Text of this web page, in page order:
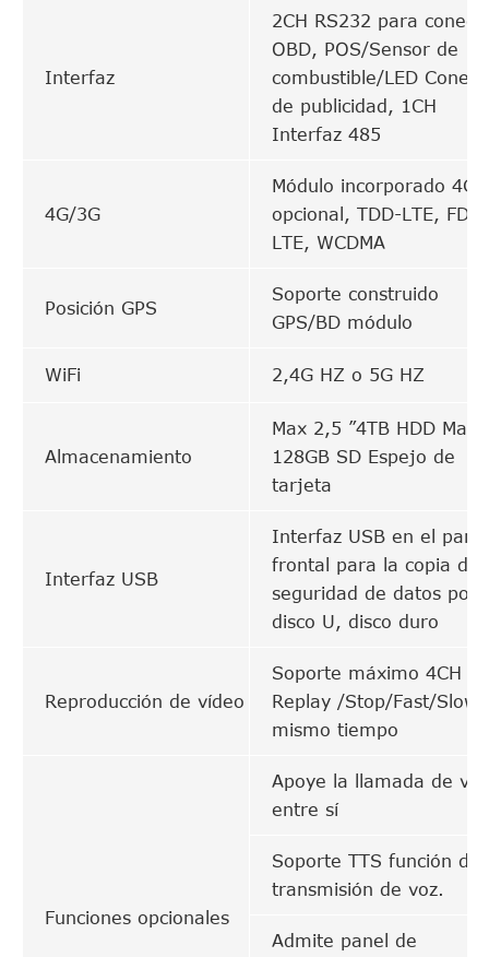
Interfaz
2CH RS232 para
OBD, POS/Sensor de
combustible/LED
de publicidad, 1CH
Interfaz 485
4G/3G
Módulo incorporado 4G
opcional, TDD-LTE, FDD-
LTE, WCDMA
Posición GPS
Soporte construido
GPS/BD módulo
WiFi 2,4G HZ o 5G HZ
Almacenamiento
Max 2,5 ”4TB HDD Max
128GB SD Espejo de
tarjeta
Interfaz USB
Interfaz USB en el panel
frontal para la copia de
seguridad de datos por
disco U, disco duro
Reproducción de vídeo
Soporte máximo 4CH
Replay /Stop/Fast/Slow
mismo tiempo
Funciones opcionales
Apoye la llamada de voz
entre sí
Soporte TTS función de
transmisión de voz.
Admite panel de